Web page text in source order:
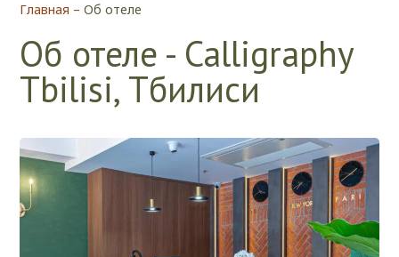
Главная –Об отеле
Об отеле - Calligraphy
Tbilisi, Тбилиси